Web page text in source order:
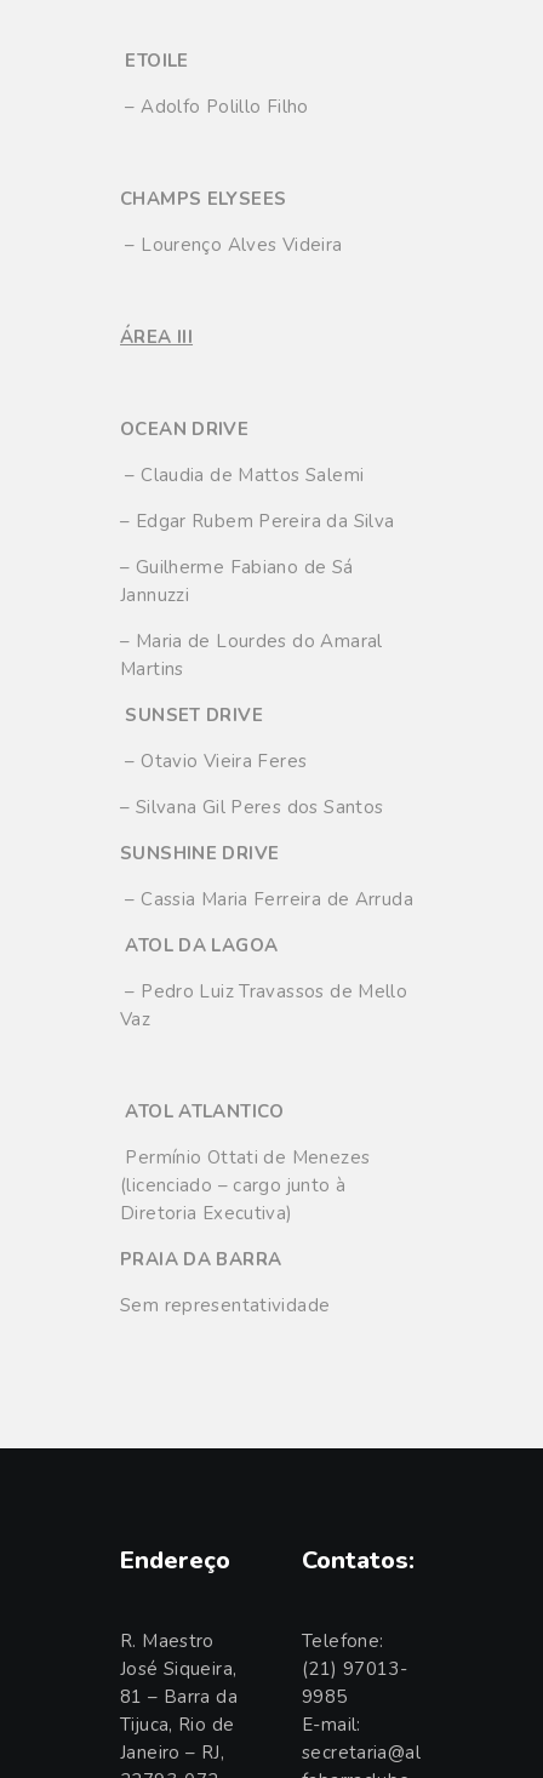
ETOILE
– Adolfo Polillo Filho
CHAMPS ELYSEES
– Lourenço Alves Videira
ÁREA III
OCEAN DRIVE
– Claudia de Mattos Salemi
– Edgar Rubem Pereira da Silva
– Guilherme Fabiano de Sá
Jannuzzi
– Maria de Lourdes do Amaral
Martins
SUNSET DRIVE
– Otavio Vieira Feres
– Silvana Gil Peres dos Santos
SUNSHINE DRIVE
– Cassia Maria Ferreira de Arruda
ATOL DA LAGOA
– Pedro Luiz Travassos de Mello
Vaz
ATOL ATLANTICO
Permínio Ottati de Menezes
(licenciado – cargo junto à
Diretoria Executiva)
PRAIA DA BARRA
Sem representatividade
Endereço
R. Maestro
José Siqueira,
81 – Barra da
Tijuca, Rio de
Janeiro – RJ,
Contatos:
Telefone:
(21) 97013-
9985
E-mail:
secretaria@al